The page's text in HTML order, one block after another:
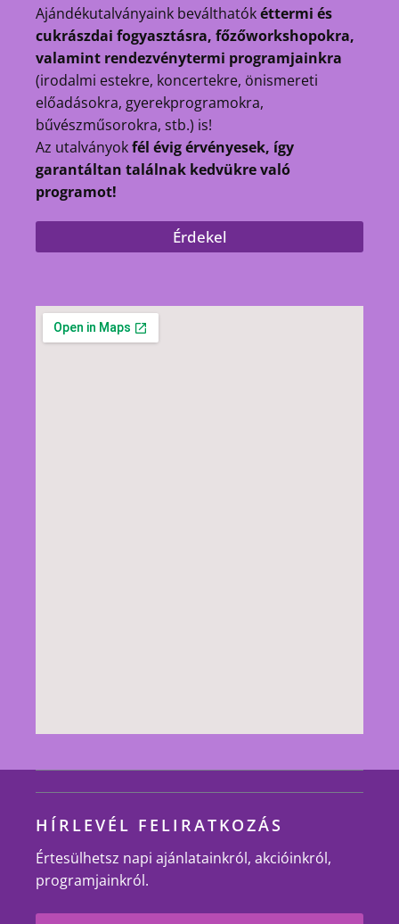
Ajándékutalványaink beválthatókéttermi és
cukrászdai fogyasztásra, főzőworkshopokra,
valamint rendezvénytermi programjainkra
(irodalmi estekre, koncertekre, önismereti
előadásokra, gyerekprogramokra,
bűvészműsorokra, stb.) is!
Az utalványokfél évig érvényesek, így
garantáltan találnak kedvükre való
programot!
Érdekel
HÍRLEVÉL FELIRATKOZÁS
Értesülhetsz napi ajánlatainkról, akcióinkról,
programjainkról.